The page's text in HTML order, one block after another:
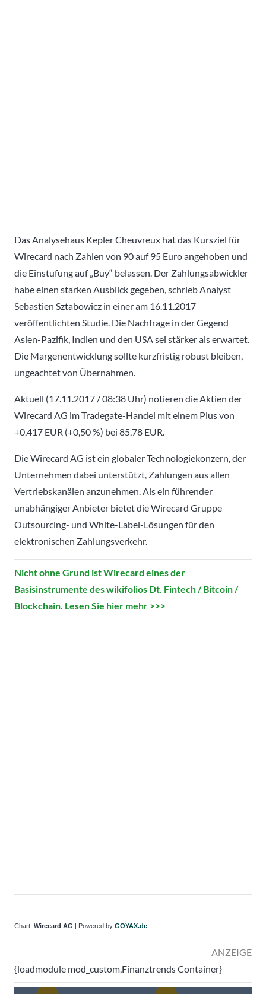
Das Analysehaus Kepler Cheuvreux hat das Kursziel für
Wirecard nach Zahlen von 90 auf 95 Euro angehoben und
die Einstufung auf „Buy“ belassen. Der Zahlungsabwickler
habe einen starken Ausblick gegeben, schrieb Analyst
Sebastien Sztabowicz in einer am 16.11.2017
veröffentlichten Studie. Die Nachfrage in der Gegend
Asien-Pazifik, Indien und den USA sei stärker als erwartet.
Die Margenentwicklung sollte kurzfristig robust bleiben,
ungeachtet von Übernahmen.
Aktuell (17.11.2017 / 08:38 Uhr) notieren die Aktien der
Wirecard AG im Tradegate-Handel mit einem Plus von
+0,417 EUR (+0,50 %) bei 85,78 EUR.
Die Wirecard AG ist ein globaler Technologiekonzern, der
Unternehmen dabei unterstützt, Zahlungen aus allen
Vertriebskanälen anzunehmen. Als ein führender
unabhängiger Anbieter bietet die Wirecard Gruppe
Outsourcing- und White-Label-Lösungen für den
elektronischen Zahlungsverkehr.
Nicht ohne Grund ist Wirecard eines der
Basisinstrumente des wikifolios Dt. Fintech / Bitcoin /
Blockchain. Lesen Sie hier mehr >>>
Chart: Wirecard AG | Powered by GOYAX.de
ANZEIGE
{loadmodule mod_custom,Finanztrends Container}